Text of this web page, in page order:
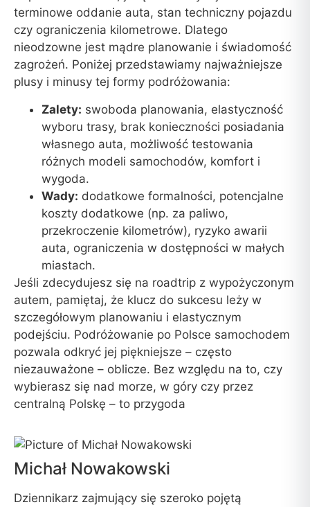
terminowe oddanie auta, stan techniczny pojazdu
czy ograniczenia kilometrowe. Dlatego
nieodzowne jest mądre planowanie i świadomość
zagrożeń. Poniżej przedstawiamy najważniejsze
plusy i minusy tej formy podróżowania:
Zalety: swoboda planowania, elastyczność
wyboru trasy, brak konieczności posiadania
własnego auta, możliwość testowania
różnych modeli samochodów, komfort i
wygoda.
Wady: dodatkowe formalności, potencjalne
koszty dodatkowe (np. za paliwo,
przekroczenie kilometrów), ryzyko awarii
auta, ograniczenia w dostępności w małych
miastach.
Jeśli zdecydujesz się na roadtrip z wypożyczonym
autem, pamiętaj, że klucz do sukcesu leży w
szczegółowym planowaniu i elastycznym
podejściu. Podróżowanie po Polsce samochodem
pozwala odkryć jej piękniejsze – często
niezauważone – oblicze. Bez względu na to, czy
wybierasz się nad morze, w góry czy przez
centralną Polskę – to przygoda
Michał Nowakowski
Dziennikarz zajmujący się szeroko pojętą